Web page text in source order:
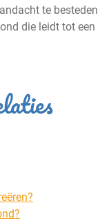
te besteden
die leidt tot een